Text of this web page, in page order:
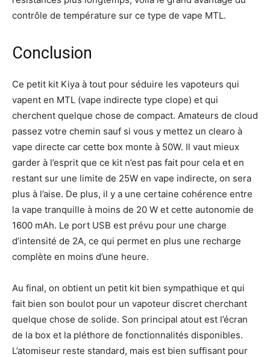
contrôle de température sur ce type de vape MTL.
Conclusion
Ce petit kit Kiya à tout pour séduire les vapoteurs qui
vapent en MTL (vape indirecte type clope) et qui
cherchent quelque chose de compact. Amateurs de cloud
passez votre chemin sauf si vous y mettez un clearo à
vape directe car cette box monte à 50W. Il vaut mieux
garder à l’esprit que ce kit n’est pas fait pour cela et en
restant sur une limite de 25W en vape indirecte, on sera
plus à l’aise. De plus, il y a une certaine cohérence entre
la vape tranquille à moins de 20 W et cette autonomie de
1600 mAh. Le port USB est prévu pour une charge
d’intensité de 2A, ce qui permet en plus une recharge
complète en moins d’une heure.
Au final, on obtient un petit kit bien sympathique et qui
fait bien son boulot pour un vapoteur discret cherchant
quelque chose de solide. Son principal atout est l’écran
de la box et la pléthore de fonctionnalités disponibles.
L’atomiseur reste standard, mais est bien suffisant pour